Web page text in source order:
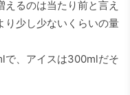
るのは当たり前と言え
り少し少ないくらいの量
で、アイスは300mlだそ